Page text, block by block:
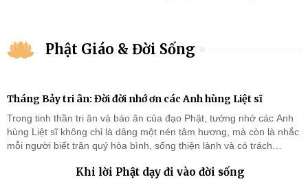
Phật Giáo & Đời Sống
Tháng Bảy tri ân: Đời đời nhớ ơn các Anh hùng Liệt sĩ
Trong tinh thần tri ân và báo ân của đạo Phật, tưởng nhớ các Anh
hùng Liệt sĩ không chỉ là dâng một nén tâm hương, mà còn là nhắc
mỗi người biết trân quý hòa bình, sống thiện lành và có trách
Khi lời Phật dạy đi vào đời sống